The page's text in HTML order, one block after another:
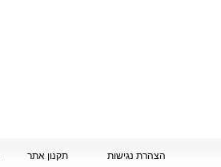
תקנון אתר הצהרת נגישות